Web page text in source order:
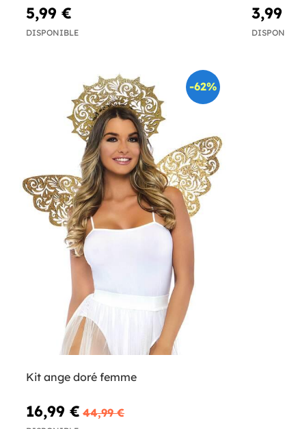
5,99 €
DISPONIBLE
-62%
Kit ange doré femme
16,99 € 44,99 €